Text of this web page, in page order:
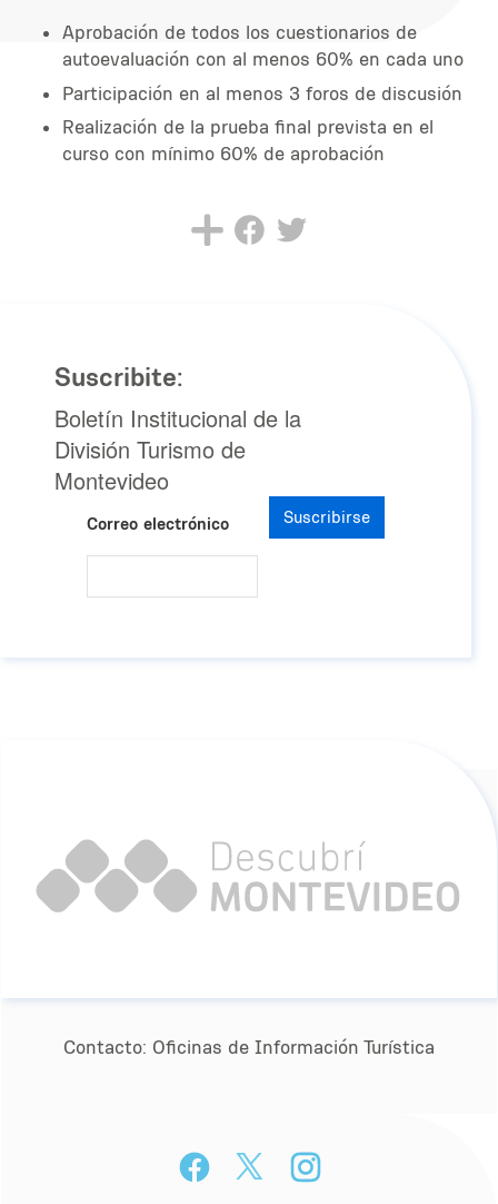
Aprobación de todos los cuestionarios de
autoevaluación con al menos 60% en cada uno
Participación en al menos 3 foros de discusión
Realización de la prueba final prevista en el
curso con mínimo 60% de aprobación
Suscribite:
Boletín Institucional de la
División Turismo de
Montevideo
Correo electrónico Suscribirse
Contacto: Oﬁcinas de Información Turística